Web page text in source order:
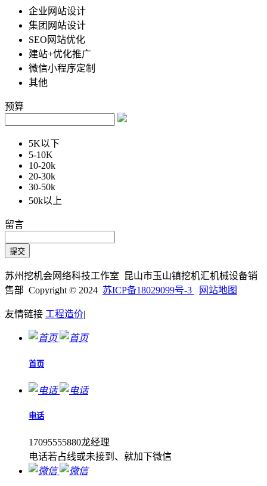
企业网站设计
集团网站设计
SEO网站优化
建站+优化推广
微信小程序定制
其他
预算
5K以下
5-10K
10-20k
20-30k
30-50k
50k以上
留言
苏州挖机会网络科技工作室 昆山市玉山镇挖机汇机械设备销
售部 Copyright © 2024 苏ICP备18029099号-3 网站地图
友情链接 工程造价|
首页
电话
17095555880龙经理
电话若占线或未接到、就加下微信